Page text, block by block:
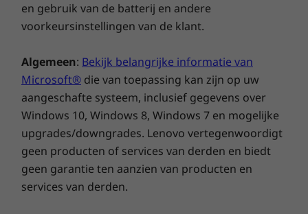
Minder rommel, meer bureau
aangesloten, kan er erg rommelig uitzien. Dat
geldt echter niet voor de IdeaCentre AIO 3i.
Deze heeft een kabelhouder die handig in de
standaard is ingebouwd. Het resultaat is
minder rommel en meer ruimte om mee te
werken (of te spelen).
En meer dan genoeg poorten
en gebruik van de batterij en andere
voorkeursinstellingen van de klant.
Algemeen: Bekijk belangrijke informatie van
Microsoft® die van toepassing kan zijn op uw
aangeschafte systeem, inclusief gegevens over
Windows 10, Windows 8, Windows 7 en mogelijke
upgrades/downgrades. Lenovo vertegenwoordigt
geen producten of services van derden en biedt
geen garantie ten aanzien van producten en
services van derden.